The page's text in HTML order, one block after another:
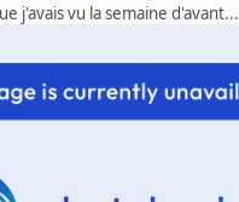
j'avais vu la semaine d'avant...